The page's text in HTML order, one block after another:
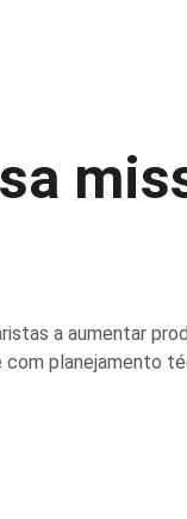
a aumentar
com planejamento